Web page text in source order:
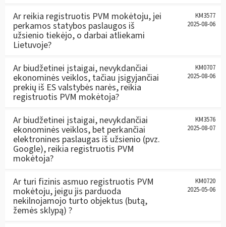
Ar reikia registruotis PVM mokėtoju, jei
perkamos statybos paslaugos iš
užsienio tiekėjo, o darbai atliekami
Lietuvoje?
KM3577
2025-08-06
Ar biudžetinei įstaigai, nevykdančiai
ekonominės veiklos, tačiau įsigyjančiai
prekių iš ES valstybės narės, reikia
registruotis PVM mokėtoja?
KM0707
2025-08-06
Ar biudžetinei įstaigai, nevykdančiai
ekonominės veiklos, bet perkančiai
elektronines paslaugas iš užsienio (pvz.
Google), reikia registruotis PVM
mokėtoja?
KM3576
2025-08-07
Ar turi fizinis asmuo registruotis PVM
mokėtoju, jeigu jis parduoda
nekilnojamojo turto objektus (butą,
žemės sklypą) ?
KM0720
2025-05-06